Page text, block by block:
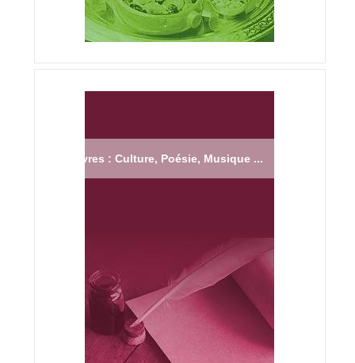
Livres : Culture, Poésie, Musique ...